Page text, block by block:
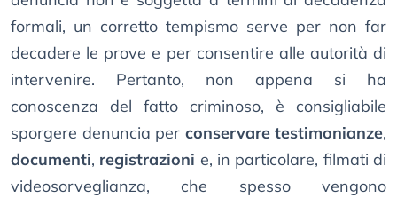
formali, un corretto tempismo serve per non far
decadere le prove e per consentire alle autorità di
intervenire. Pertanto, non appena si ha
conoscenza del fatto criminoso, è consigliabile
sporgere denuncia per conservare testimonianze,
documenti, registrazioni e, in particolare, filmati di
videosorveglianza, che spesso vengono